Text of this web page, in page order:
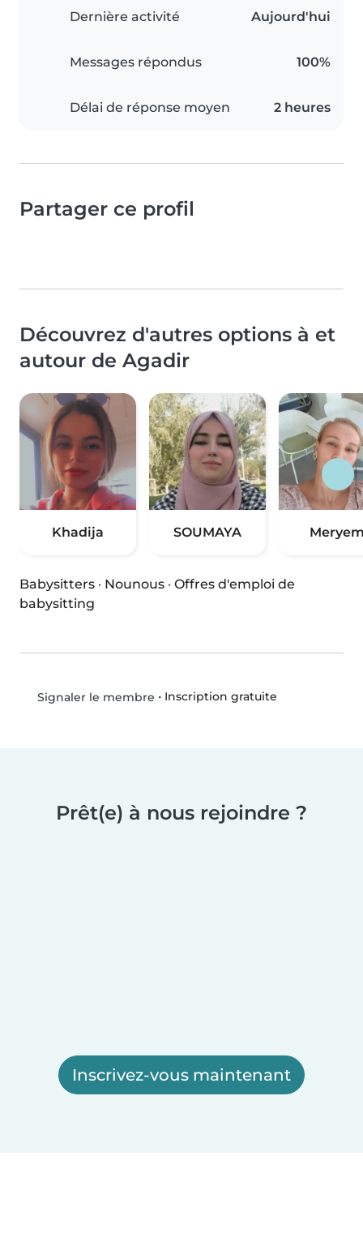
Dernière activité Aujourd'hui
Messages répondus 100%
Délai de réponse moyen 2 heures
Partager ce profil
Découvrez d'autres options à et
autour de Agadir
Khadija SOUMAYA
Babysitters · Nounous · Offres d'emploi de
babysitting
Signaler le membre • Inscription gratuite
Prêt(e) à nous rejoindre ?
Inscrivez-vous maintenant